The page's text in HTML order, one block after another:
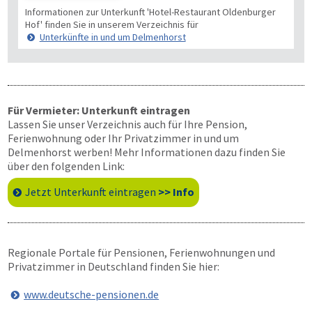
Informationen zur Unterkunft 'Hotel-Restaurant Oldenburger
Hof' finden Sie in unserem Verzeichnis für
Unterkünfte in und um Delmenhorst
Für Vermieter: Unterkunft eintragen
Lassen Sie unser Verzeichnis auch für Ihre Pension,
Ferienwohnung oder Ihr Privatzimmer in und um
Delmenhorst werben! Mehr Informationen dazu finden Sie
über den folgenden Link:
Jetzt Unterkunft eintragen >> Info
Regionale Portale für Pensionen, Ferienwohnungen und
Privatzimmer in Deutschland finden Sie hier:
www.deutsche-pensionen.de